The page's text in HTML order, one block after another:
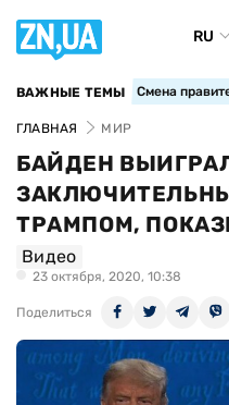
RU
ВАЖНЫЕ ТЕМЫ Смена
ГЛАВНАЯ МИР
БАЙДЕН
ТРАМПОМ,
Видео
23 октября, 2020, 10:38
Поделиться